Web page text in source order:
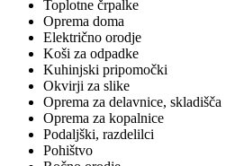
Toplotne črpalke
Oprema doma
Električno orodje
Koši za odpadke
Kuhinjski pripomočki
Okvirji za slike
Oprema za delavnice, skladišča
Oprema za kopalnice
Podaljški, razdelilci
Pohištvo